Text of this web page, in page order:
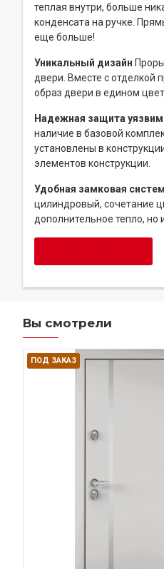
теплая внутри, больше
конденсата на ручке.
еще больше!
Уникальный дизайн
двери. Вместе с отделкой
образ двери в едином
Надежная защита
наличие в базовой
установлены в
элементов конструкции.
Удобная замковая
цилиндровый, сочетание
дополнительное тепло,
Вы смотрели
ПОД ЗАКАЗ